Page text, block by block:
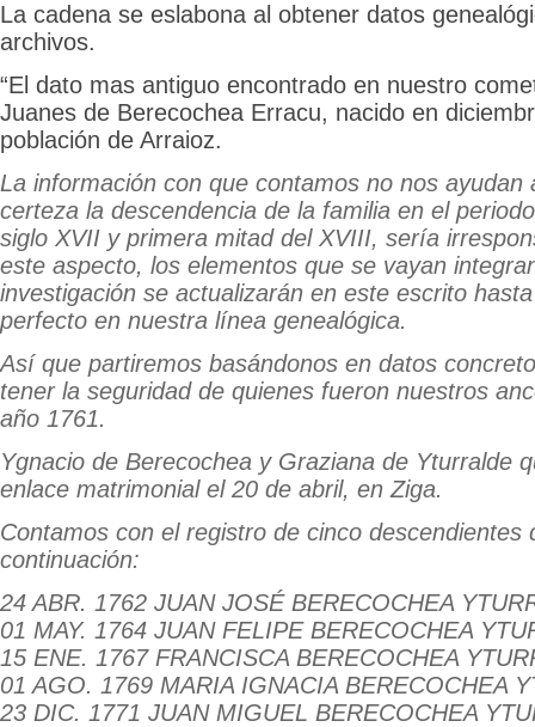
La cadena se eslabona al obtener datos
archivos.
“El dato mas antiguo encontrado en nuestro
Juanes de Berecochea Erracu, nacido en
población de Arraioz.
La información con que contamos no nos ayudan
certeza la descendencia de la familia en el
siglo XVII y primera mitad del XVIII, sería
este aspecto, los elementos que se vayan
investigación se actualizarán en este escrito
perfecto en nuestra línea genealógica.
Así que partiremos basándonos en datos
tener la seguridad de quienes fueron nuestros
año 1761.
Ygnacio de Berecochea y Graziana de Yturralde
enlace matrimonial el 20 de abril, en Ziga.
Contamos con el registro de cinco descendientes
continuación:
24 ABR. 1762 JUAN JOSÉ BERECOCHEA
01 MAY. 1764 JUAN FELIPE BERECOCHEA
15 ENE. 1767 FRANCISCA BERECOCHEA
01 AGO. 1769 MARIA IGNACIA BERECOCHEA
23 DIC. 1771 JUAN MIGUEL BERECOCHEA